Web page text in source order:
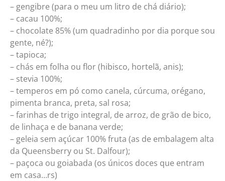
– gengibre (para o meu um litro de chá diário);
– cacau 100%;
– chocolate 85% (um quadradinho por dia porque sou
gente, né?);
– tapioca;
– chás em folha ou flor (hibisco, hortelã, anis);
– stevia 100%;
– temperos em pó como canela, cúrcuma, orégano,
pimenta branca, preta, sal rosa;
– farinhas de trigo integral, de arroz, de grão de bico,
de linhaça e de banana verde;
– geleia sem açúcar 100% fruta (as de embalagem alta
da Queensberry ou St. Dalfour);
– paçoca ou goiabada (os únicos doces que entram
em casa…rs)